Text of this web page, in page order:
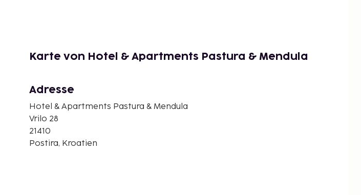
Karte von Hotel & Apartments Pastura & Mendula
Adresse
Hotel & Apartments Pastura & Mendula
Vrilo 28
21410
Postira, Kroatien